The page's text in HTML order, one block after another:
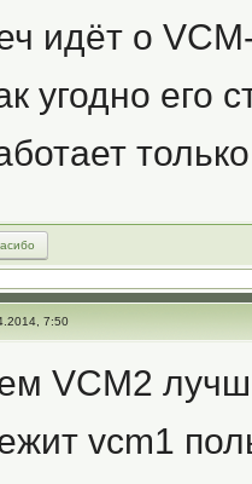
идёт о
угодно его
7:50
VCM2
vcm1